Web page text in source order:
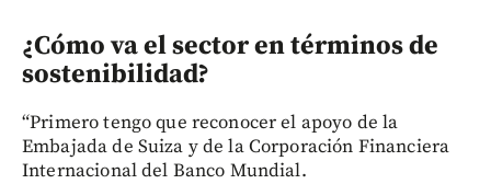
¿Cómo va el sector en términos de
sostenibilidad?
“Primero tengo que reconocer el apoyo de la
Embajada de Suiza y de la Corporación Financiera
Internacional del Banco Mundial.